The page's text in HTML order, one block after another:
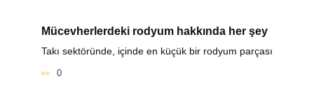
Mücevherlerdeki rodyum hakkında her şey
Takı sektöründe, içinde en küçük bir rodyum parçası
0